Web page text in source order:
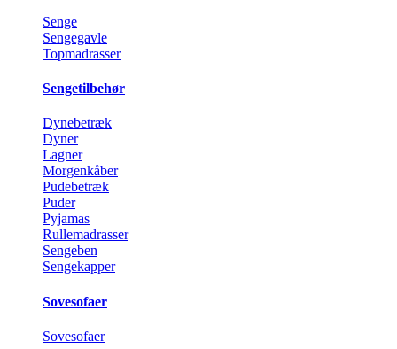
Senge
Sengegavle
Topmadrasser
Sengetilbehør
Dynebetræk
Dyner
Lagner
Morgenkåber
Pudebetræk
Puder
Pyjamas
Rullemadrasser
Sengeben
Sengekapper
Sovesofaer
Sovesofaer